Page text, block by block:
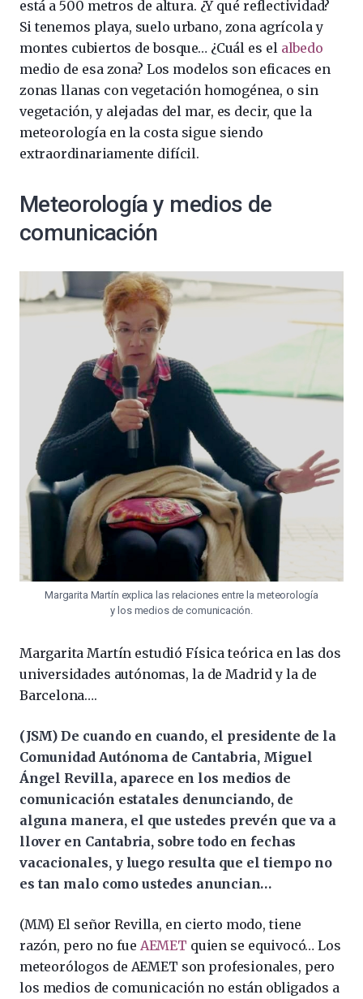
está a 500 metros de altura. ¿Y qué reflectividad?
Si tenemos playa, suelo urbano, zona agrícola y
montes cubiertos de bosque… ¿Cuál es el albedo
medio de esa zona? Los modelos son eficaces en
zonas llanas con vegetación homogénea, o sin
vegetación, y alejadas del mar, es decir, que la
meteorología en la costa sigue siendo
extraordinariamente difícil.
Meteorología y medios de
comunicación
Margarita Martín explica las relaciones entre la meteorología
y los medios de comunicación.
Margarita Martín estudió Física teórica en las dos
universidades autónomas, la de Madrid y la de
Barcelona….
(JSM) De cuando en cuando, el presidente de la
Comunidad Autónoma de Cantabria, Miguel
Ángel Revilla, aparece en los medios de
comunicación estatales denunciando, de
alguna manera, el que ustedes prevén que va a
llover en Cantabria, sobre todo en fechas
vacacionales, y luego resulta que el tiempo no
es tan malo como ustedes anuncian…
(MM) El señor Revilla, en cierto modo, tiene
razón, pero no fue AEMET quien se equivocó… Los
meteorólogos de AEMET son profesionales, pero
los medios de comunicación no están obligados a